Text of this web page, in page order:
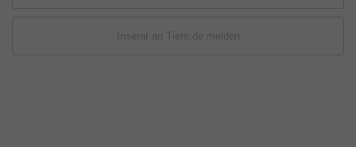
Inserat an Tiere.de melden